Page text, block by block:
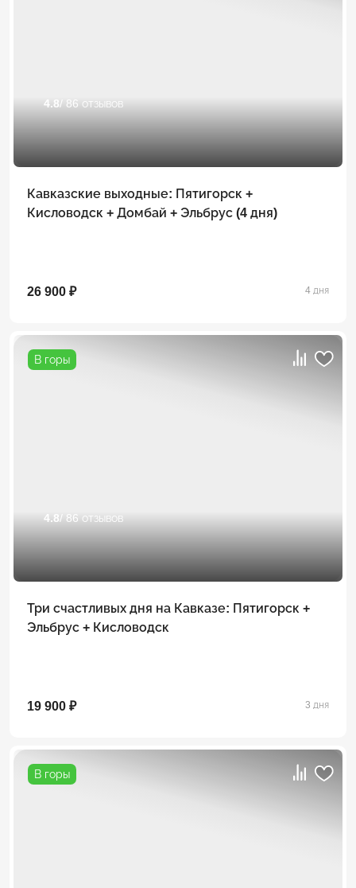
4.8/ 86 отзывов
Кавказские выходные: Пятигорск +
Кисловодск + Домбай + Эльбрус (4 дня)
26 900 ₽ 4 дня
В горы
4.8/ 86 отзывов
Три счастливых дня на Кавказе: Пятигорск +
Эльбрус + Кисловодск
19 900 ₽ 3 дня
В горы